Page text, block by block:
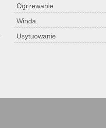
Ogrzewanie
Winda
Usytuowanie